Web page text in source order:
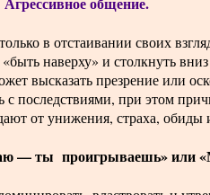
в отстаивании своих
наверху» и столкнуть
высказать презрение или
с последствиями, при этом
от унижения, страха, обиды
— ты проигрываешь» или